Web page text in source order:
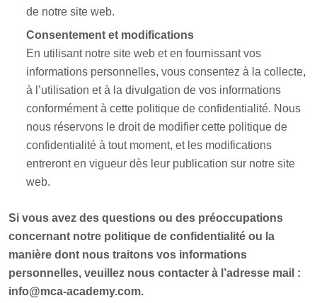
de notre site web.
Consentement et modifications
En utilisant notre site web et en fournissant vos
informations personnelles, vous consentez à la collecte,
à l’utilisation et à la divulgation de vos informations
conformément à cette politique de confidentialité. Nous
nous réservons le droit de modifier cette politique de
confidentialité à tout moment, et les modifications
entreront en vigueur dès leur publication sur notre site
web.
Si vous avez des questions ou des préoccupations
concernant notre politique de confidentialité ou la
manière dont nous traitons vos informations
personnelles, veuillez nous contacter à l’adresse mail :
info@mca-academy.com.